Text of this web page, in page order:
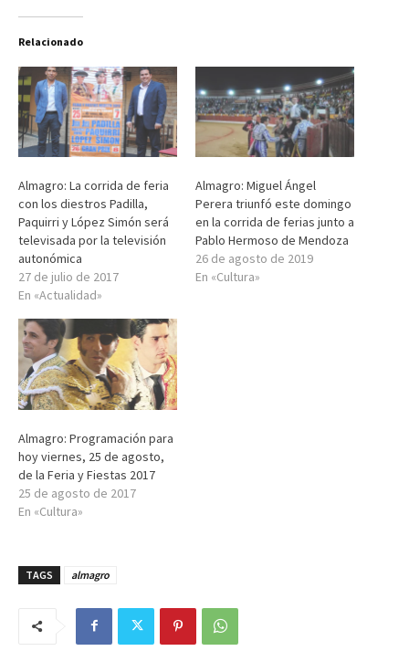
Relacionado
Almagro: La corrida de feria
con los diestros Padilla,
Paquirri y López Simón será
televisada por la televisión
autonómica
27 de julio de 2017
En «Actualidad»
Almagro: Miguel Ángel
Perera triunfó este domingo
en la corrida de ferias junto a
Pablo Hermoso de Mendoza
26 de agosto de 2019
En «Cultura»
Almagro: Programación para
hoy viernes, 25 de agosto,
de la Feria y Fiestas 2017
25 de agosto de 2017
En «Cultura»
TAGS almagro